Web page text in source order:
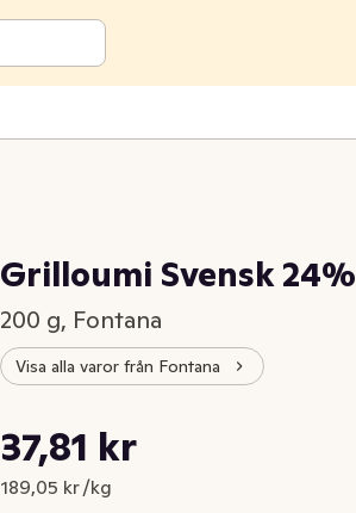
Grilloumi Svensk 24%
200 g, Fontana
Visa alla varor från Fontana
Nuvarande pris är: 37,81 kr
37,81 kr
189,05 kr /kg
Styckpris: 189,05 kr /kg